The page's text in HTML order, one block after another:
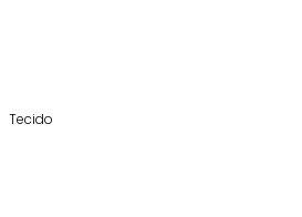
Tecido